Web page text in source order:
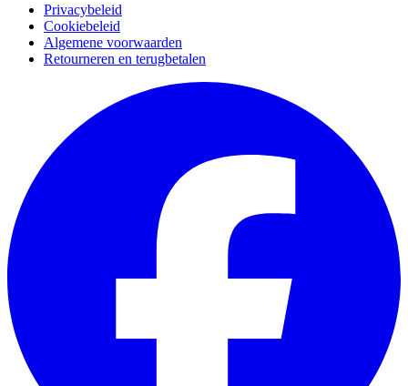
Privacybeleid
Cookiebeleid
Algemene voorwaarden
Retourneren en terugbetalen